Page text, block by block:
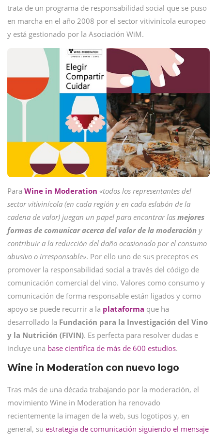
trata de un programa de responsabilidad social que se puso
en marcha en el año 2008 por el sector vitivinícola europeo
y está gestionado por la Asociación WiM.
Para Wine in Moderation «todos los representantes del
sector vitivinícola (en cada región y en cada eslabón de la
cadena de valor) juegan un papel para encontrar las mejores
formas de comunicar acerca del valor de la moderación y
contribuir a la reducción del daño ocasionado por el consumo
abusivo o irresponsable». Por ello uno de sus preceptos es
promover la responsabilidad social a través del código de
comunicación comercial del vino. Valores como consumo y
comunicación de forma responsable están ligados y como
apoyo se puede recurrir a la plataforma que ha
desarrollado la Fundación para la Investigación del Vino
y la Nutrición (FIVIN). Es perfecta para resolver dudas e
incluye una base científica de más de 600 estudios.
Wine in Moderation con nuevo logo
Tras más de una década trabajando por la moderación, el
movimiento Wine in Moderation ha renovado
recientemente la imagen de la web, sus logotipos y, en
general, su estrategia de comunicación siguiendo el mensaje